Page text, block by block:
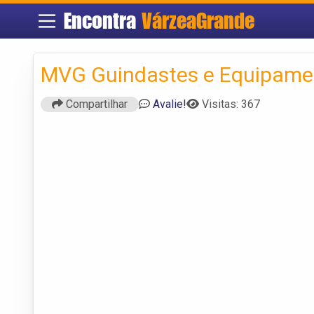
Encontra VárzeaGrande
MVG Guindastes e
Compartilhar Avalie! Visitas: 367